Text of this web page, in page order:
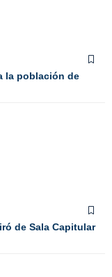
la población de
de Sala Capitular